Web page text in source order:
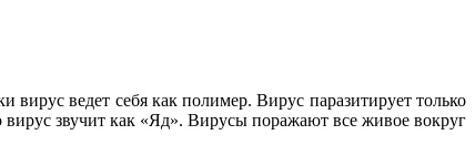
ведет себя как полимер. Вирус паразитирует только
вирус звучит как «Яд». Вирусы поражают все живое вокруг